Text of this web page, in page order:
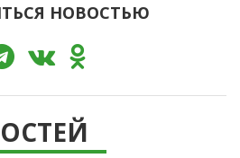
НОВОСТЬЮ